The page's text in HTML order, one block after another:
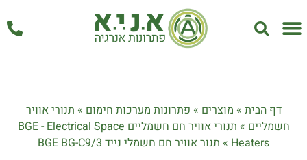
דף הבית » מוצרים » פתרונות מערכות חימום » תנורי אוויר
חשמליים »
תנורי אוויר חם חשמליים BGE - Electrical Space
Heaters
» תנור אוויר חם חשמלי נייד BGE BG-C9/3